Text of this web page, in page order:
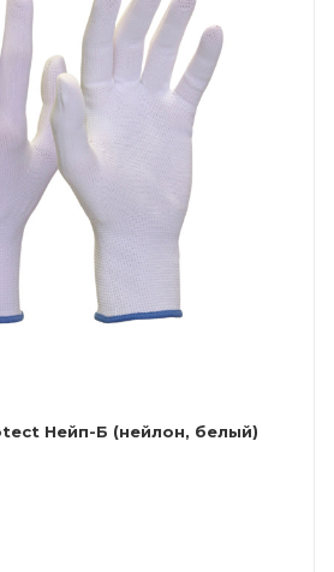
Нейп-Б (нейлон, белый)